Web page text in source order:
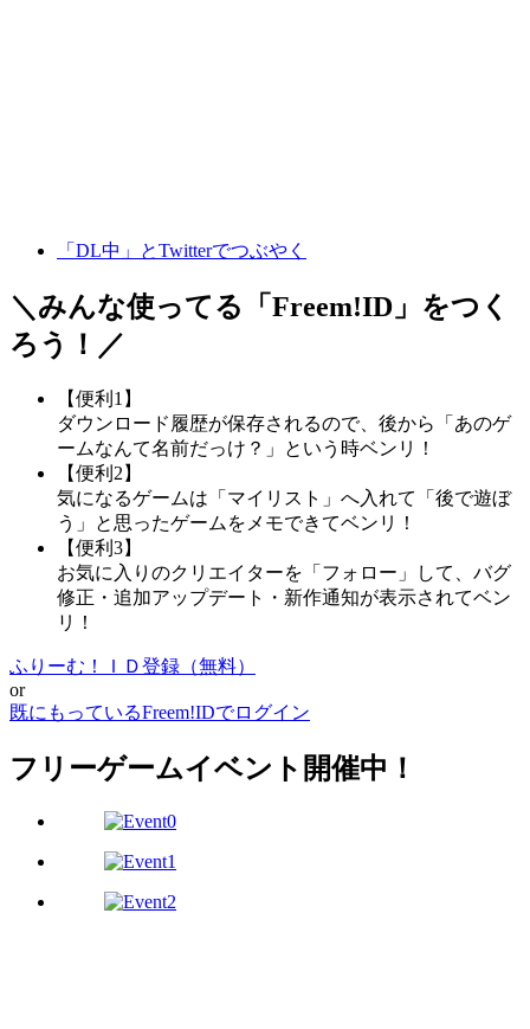
「DL中」とTwitterでつぶやく
＼みんな使ってる「 Freem!ID 」をつく
ろう！／
【便利1】
ダウンロード履歴が保存されるので、後から「あのゲ
ームなんて名前だっけ？」という時ベンリ！
【便利2】
気になるゲームは「マイリスト」へ入れて「後で遊ぼ
う」と思ったゲームをメモできてベンリ！
【便利3】
お気に入りのクリエイターを「フォロー」して、バグ
修正・追加アップデート・新作通知が表示されてベン
リ！
ふりーむ！ＩＤ登録（無料）
or
既にもっているFreem!IDでログイン
フリーゲームイベント開催中！